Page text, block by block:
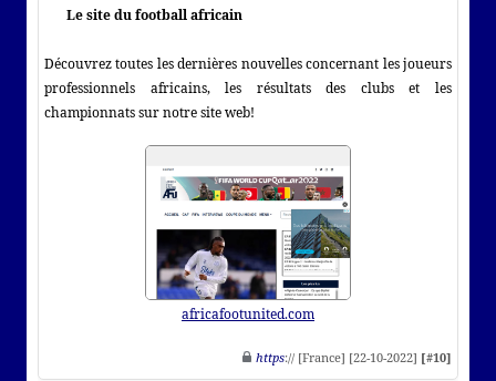
Le site du football africain
Découvrez toutes les dernières nouvelles concernant les joueurs
professionnels africains, les résultats des clubs et les
championnats sur notre site web!
africafootunited.com
https:// [France] [22-10-2022] [#10]